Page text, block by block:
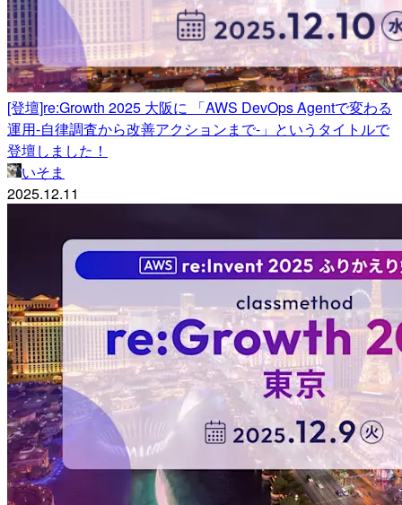
[登壇]re:Growth 2025 大阪に 「AWS DevOps Agentで変わる
運用-自律調査から改善アクションまで-」というタイトルで
登壇しました！
いそま
2025.12.11